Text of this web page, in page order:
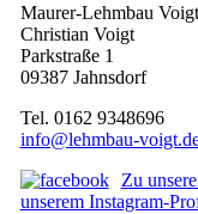
Maurer-Lehmbau
Christian Voigt
Parkstraße 1
09387 Jahnsdorf
Tel. 0162 9348696
info@lehmbau-
Zu
unserem Instagram-